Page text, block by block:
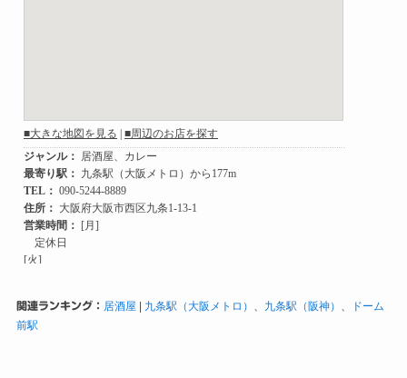
関連ランキング： 居酒屋 九条駅（大阪メトロ） 、 九条駅（阪神） 、
ドーム
前駅